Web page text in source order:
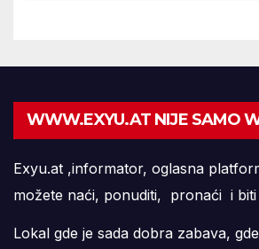
WWW.EXYU.AT NIJE SAMO
Exyu.at ,informator, oglasna
možete naći, ponuditi, pronaći i biti
Lokal gde je sada dobra zabava,